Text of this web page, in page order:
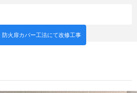
火扉カバー工法にて改修工事